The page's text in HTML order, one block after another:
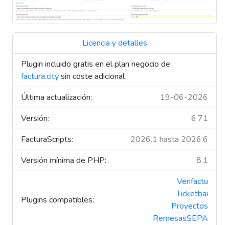
Licencia y detalles
Plugin incluido gratis en el plan negocio de
factura.citysin coste adicional
Última actualización:
19-06-2026
Versión:
6.71
FacturaScripts:
2026.1 hasta 2026.6
Versión mínima de PHP:
8.1
Plugins compatibles:
Verifactu
Ticketbai
Proyectos
RemesasSEPA